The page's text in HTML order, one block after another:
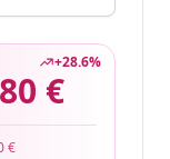
+28.6%
€
€